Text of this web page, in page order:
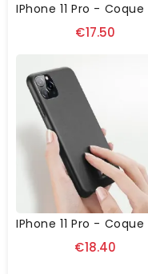
€17.50
€18.40